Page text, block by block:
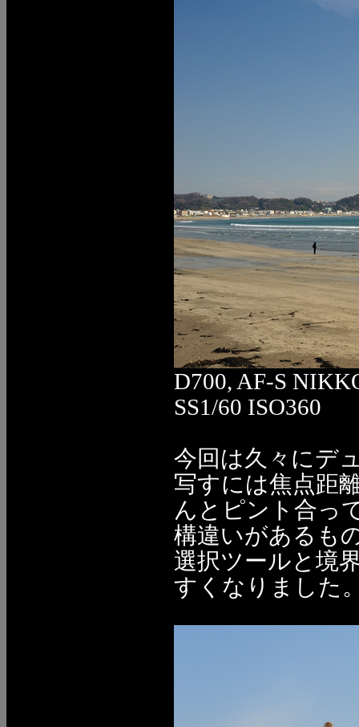
D700, AF-S
SS1/60 ISO360
今回は久々にデ
写すには焦点距
んとピント合っ
構違いがあるも
選択ツールと境
すくなりました